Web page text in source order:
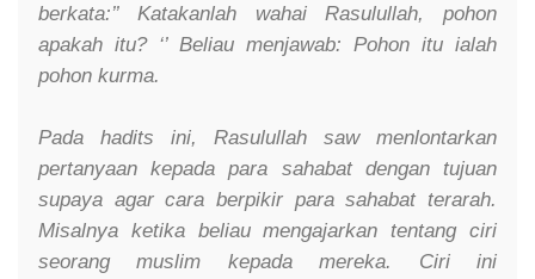
berkata:’’ Katakanlah wahai Rasulullah, pohon
apakah itu? ‘’ Beliau menjawab: Pohon itu ialah
pohon kurma.
Pada hadits ini, Rasulullah saw menlontarkan
pertanyaan kepada para sahabat dengan tujuan
supaya agar cara berpikir para sahabat terarah.
Misalnya ketika beliau mengajarkan tentang ciri
seorang muslim kepada mereka. Ciri ini